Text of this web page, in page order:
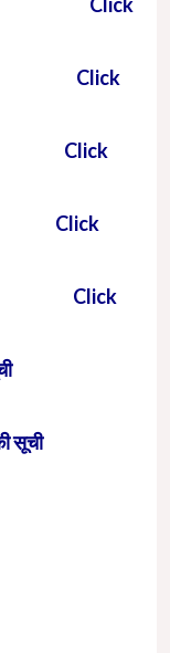
Click
Click
Click
की सूची
आर्टिकल
आर्टिकल